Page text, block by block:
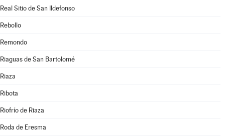
Real Sitio de San Ildefonso
Rebollo
Remondo
Riaguas de San Bartolomé
Riaza
Ribota
Riofrío de Riaza
Roda de Eresma